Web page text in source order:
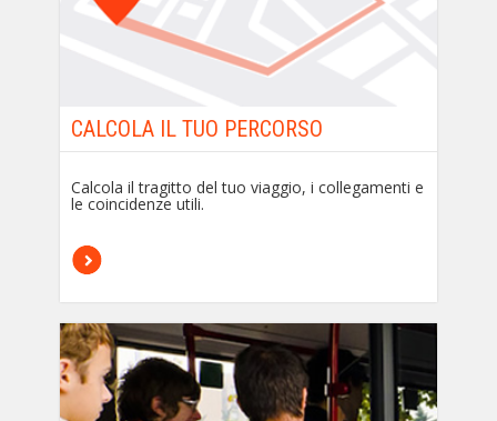
CALCOLA IL TUO PERCORSO
Calcola il tragitto del tuo viaggio, i collegamenti e
le coincidenze utili.